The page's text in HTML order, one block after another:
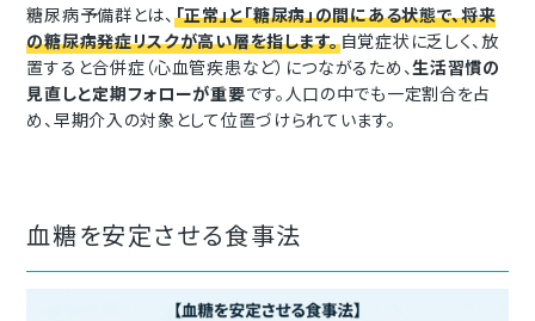
糖尿病予備群とは、 「正常」と「糖尿病」の間にある状態で、将来
の糖尿病発症リスクが高い層を指します。自覚症状に乏しく、放
置すると合併症（心血管疾患など）につながるため、生活習慣の
見直しと定期フォローが重要です。人口の中でも一定割合を占
め、早期介入の対象として位置づけられています。
血糖を安定させる食事法